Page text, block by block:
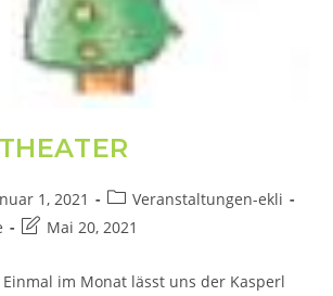
1, 2021
Veranstaltungen-ekli
Mai 20, 2021
Einmal im Monat lässt uns der Kasperl